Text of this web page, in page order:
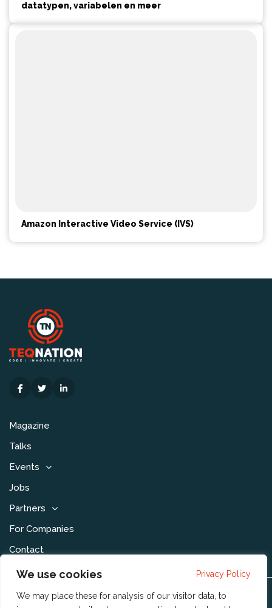
We use cookies Privacy Policy
We may place these for analysis of our visitor data, to
datatypen, variabelen en meer
Amazon Interactive Video Service (IVS)
Magazine
Talks
Events
Jobs
Partners
For Companies
Contact
Disclaimer & Voorwaarden